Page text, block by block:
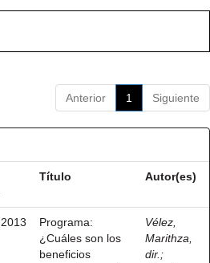
Anterior 1 Siguiente
Título Autor(es)
2013
Programa:
¿Cuáles son los
beneficios
Vélez,
Marithza,
dir. ;